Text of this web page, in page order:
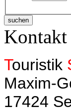
Kontakt
Touristik
Maxim-
17424